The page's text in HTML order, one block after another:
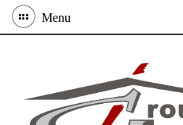
Menu